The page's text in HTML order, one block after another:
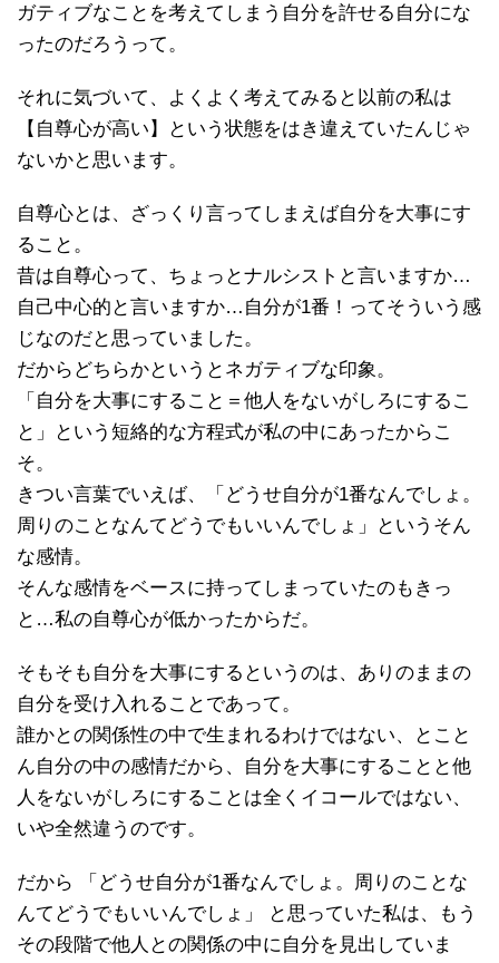
ガティブなことを考えてしまう自分を許せる自分にな
ったのだろうって。
それに気づいて、よくよく考えてみると以前の私は
【自尊心が高い】という状態をはき違えていたんじゃ
ないかと思います。
自尊心とは、ざっくり言ってしまえば自分を大事にす
ること。
昔は自尊心って、ちょっとナルシストと言いますか…
自己中心的と言いますか…自分が1番！ってそういう感
じなのだと思っていました。
だからどちらかというとネガティブな印象。
「自分を大事にすること＝他人をないがしろにするこ
と」という短絡的な方程式が私の中にあったからこ
そ。
きつい言葉でいえば、「どうせ自分が1番なんでしょ。
周りのことなんてどうでもいいんでしょ」というそん
な感情。
そんな感情をベースに持ってしまっていたのもきっ
と…私の自尊心が低かったからだ。
そもそも自分を大事にするというのは、ありのままの
自分を受け入れることであって。
誰かとの関係性の中で生まれるわけではない、とこと
ん自分の中の感情だから、自分を大事にすることと他
人をないがしろにすることは全くイコールではない、
いや全然違うのです。
だから 「どうせ自分が1番なんでしょ。周りのことな
んてどうでもいいんでしょ」 と思っていた私は、もう
その段階で他人との関係の中に自分を見出していま